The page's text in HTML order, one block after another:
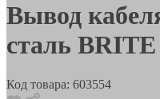
Вывод
сталь
Код товара: 603554